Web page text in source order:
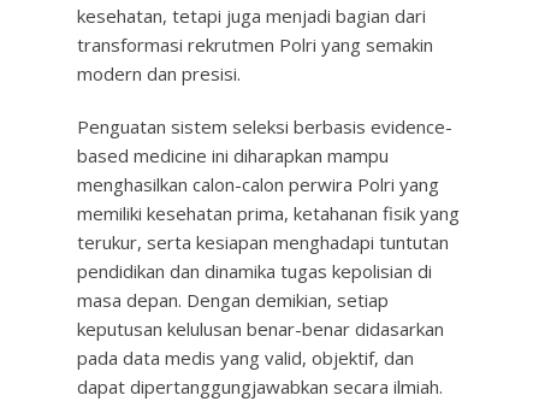
kesehatan, tetapi juga menjadi bagian dari
transformasi rekrutmen Polri yang semakin
modern dan presisi.
Penguatan sistem seleksi berbasis evidence-
based medicine ini diharapkan mampu
menghasilkan calon-calon perwira Polri yang
memiliki kesehatan prima, ketahanan fisik yang
terukur, serta kesiapan menghadapi tuntutan
pendidikan dan dinamika tugas kepolisian di
masa depan. Dengan demikian, setiap
keputusan kelulusan benar-benar didasarkan
pada data medis yang valid, objektif, dan
dapat dipertanggungjawabkan secara ilmiah.